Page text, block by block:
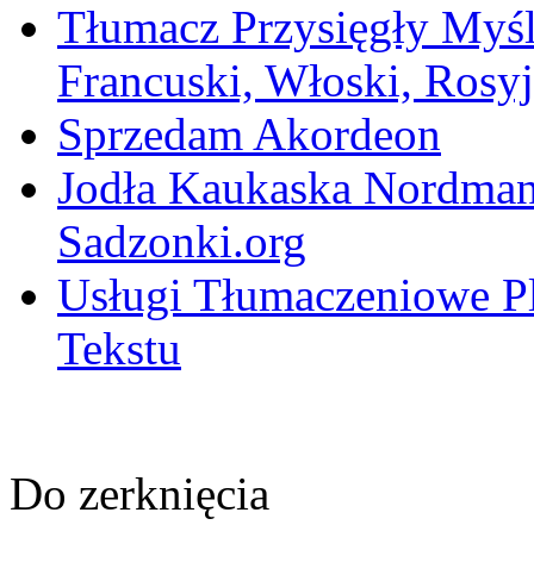
Tłumacz Przysięgły
Francuski, Włoski,
Sprzedam Akordeon
Jodła Kaukaska
Sadzonki.org
Usługi Tłumaczeniowe
Tekstu
Do zerknięcia